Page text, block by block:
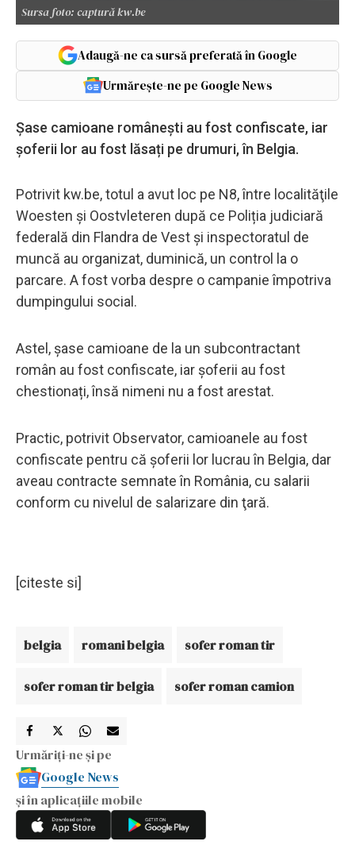
Sursa foto: captură kw.be
Adaugă-ne ca sursă preferată în Google
Urmărește-ne pe Google News
Șase camioane românești au fost confiscate, iar
șoferii lor au fost lăsați pe drumuri, în Belgia.
Potrivit kw.be, totul a avut loc pe N8, între localităţile
Woesten și Oostvleteren după ce Poliția judiciară
federală din Flandra de Vest și inspectoratul de
muncă au organizat, duminică, un control la o
parcare. A fost vorba despre o campanie împotriva
dumpingului social.
Astel, șase camioane de la un subcontractant
român au fost confiscate, iar șoferii au fost
chestionați, însă nimeni nu a fost arestat.
Practic, potrivit Observator, camioanele au fost
confiscate pentru că şoferii lor lucrau în Belgia, dar
aveau contracte semnate în România, cu salarii
conform cu nivelul de salarizare din ţară.
[citeste si]
belgia romani belgia sofer roman tir
sofer roman tir belgia sofer roman camion
Urmăriți-ne și pe
Google News
și în aplicațiile mobile